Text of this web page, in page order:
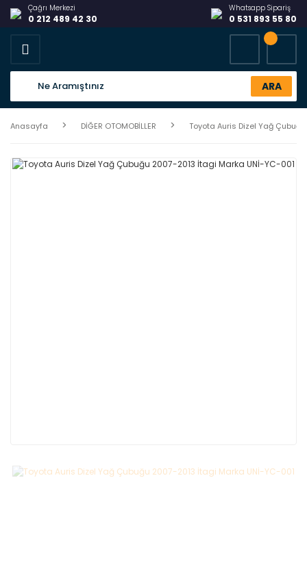
Çağrı Merkezi
0 212 489 42 30
Whatsapp Sipariş
0 531 893 55 80
ARA
Anasayfa DİĞER OTOMOBİLLER Toyota Auris Dizel Yağ